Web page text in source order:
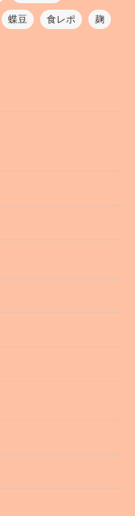
蝶豆 食レポ 麹